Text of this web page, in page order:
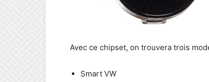
Avec ce chipset, on trouvera trois
Smart VW